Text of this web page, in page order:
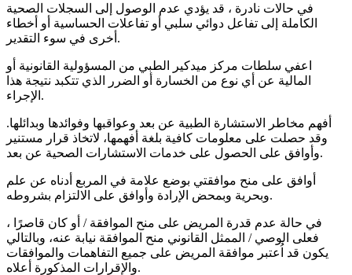
في حالات نادرة ، قد يؤدي عدم الوصول إلى السجلات الصحية
الكاملة إلى تفاعل دوائي سلبي أو تفاعلات الحساسية أو أخطاء
أخرى في سوء التقدير.
اعفي سلطات مركز ميدكير الطبي من المسؤولية القانونية أو
المالية عن أي نوع من الخسارة أو الضرر الذي تتكبد نتيجة هذا
الإجراء.
أفهم مخاطر الاستشارة الطبية عن بعد وعواقبها وفوائدها وبدائلها.
وقد حصلت على معلومات كافية بلغة أفهمها، لاتخاذ قرار مستنير
وأوافق على الحصول على خدمات الاستشارات الصحية عن بعد.
أوافق على منح موافقتي بوضع علامة في المربع أدناه عن علم
وبحرية وبمحض الإرادة وأوافق على الالتزام بشروطه.
في حالة عدم قدرة المريض على منح الموافقة / أو كان قاصرًا ،
فعلى الوصي / الممثل القانوني منح الموافقة نيابة عنه، وبالتالي
يكون قد اُعتبر موافقة المريض على جميع التفاهمات والموافقات
والإقرارات المذكورة أعلاه.